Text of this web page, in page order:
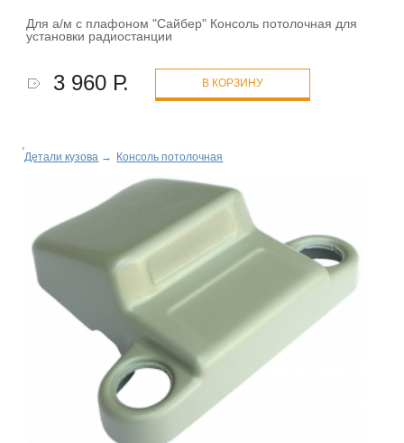
Для а/м с плафоном "Сайбер" Консоль потолочная для
установки радиостанции
3 960 Р. В КОРЗИНУ
Детали кузова → Консоль потолочная